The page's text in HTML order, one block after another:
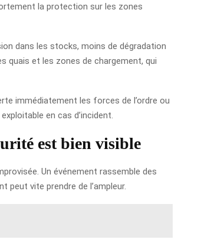
la protection sur les zones
dans les stocks, moins de dégradation
quais et les zones de chargement, qui
immédiatement les forces de l’ordre ou
en cas d’incident.
est bien visible
Un événement rassemble des
vite prendre de l’ampleur.